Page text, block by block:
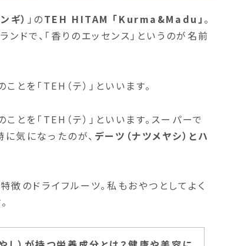
） 」のTEH HITAM 「Kurma&Madu」 。
で、「香りのエッセンス」というのが名前
とを「TEH（テ）」といいます。
とを「TEH（テ）」といいます。スーパーで
気になったのが、 デーツ（ナツメヤシ）とハ
徴のドライフルーツ。私もおやつとしてよく